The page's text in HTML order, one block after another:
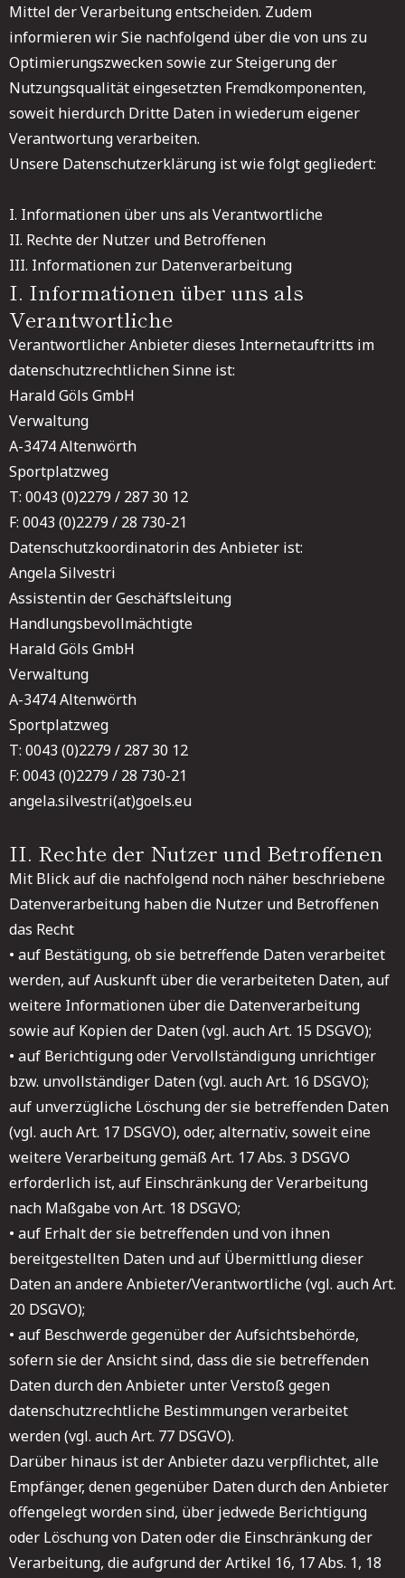
Mittel der Verarbeitung entscheiden. Zudem
informieren wir Sie nachfolgend über die von uns zu
Optimierungszwecken sowie zur Steigerung der
Nutzungsqualität eingesetzten Fremdkomponenten,
soweit hierdurch Dritte Daten in wiederum eigener
Verantwortung verarbeiten.
Unsere Datenschutzerklärung ist wie folgt gegliedert:
I. Informationen über uns als Verantwortliche
II. Rechte der Nutzer und Betroffenen
III. Informationen zur Datenverarbeitung
I. Informationen über uns als
Verantwortliche
Verantwortlicher Anbieter dieses Internetauftritts im
datenschutzrechtlichen Sinne ist:
Harald Göls GmbH
Verwaltung
A-3474 Altenwörth
Sportplatzweg
T: 0043 (0)2279 / 287 30 12
F: 0043 (0)2279 / 28 730-21
Datenschutzkoordinatorin des Anbieter ist:
Angela Silvestri
Assistentin der Geschäftsleitung
Handlungsbevollmächtigte
Harald Göls GmbH
Verwaltung
A-3474 Altenwörth
Sportplatzweg
T: 0043 (0)2279 / 287 30 12
F: 0043 (0)2279 / 28 730-21
angela.silvestri(at)goels.eu
II. Rechte der Nutzer und Betroffenen
Mit Blick auf die nachfolgend noch näher beschriebene
Datenverarbeitung haben die Nutzer und Betroffenen
das Recht
• auf Bestätigung, ob sie betreffende Daten verarbeitet
werden, auf Auskunft über die verarbeiteten Daten, auf
weitere Informationen über die Datenverarbeitung
sowie auf Kopien der Daten (vgl. auch Art. 15 DSGVO);
• auf Berichtigung oder Vervollständigung unrichtiger
bzw. unvollständiger Daten (vgl. auch Art. 16 DSGVO);
auf unverzügliche Löschung der sie betreffenden Daten
(vgl. auch Art. 17 DSGVO), oder, alternativ, soweit eine
weitere Verarbeitung gemäß Art. 17 Abs. 3 DSGVO
erforderlich ist, auf Einschränkung der Verarbeitung
nach Maßgabe von Art. 18 DSGVO;
• auf Erhalt der sie betreffenden und von ihnen
bereitgestellten Daten und auf Übermittlung dieser
Daten an andere Anbieter/Verantwortliche (vgl. auch Art.
20 DSGVO);
• auf Beschwerde gegenüber der Aufsichtsbehörde,
sofern sie der Ansicht sind, dass die sie betreffenden
Daten durch den Anbieter unter Verstoß gegen
datenschutzrechtliche Bestimmungen verarbeitet
werden (vgl. auch Art. 77 DSGVO).
Darüber hinaus ist der Anbieter dazu verpflichtet, alle
Empfänger, denen gegenüber Daten durch den Anbieter
offengelegt worden sind, über jedwede Berichtigung
oder Löschung von Daten oder die Einschränkung der
Verarbeitung, die aufgrund der Artikel 16, 17 Abs. 1, 18